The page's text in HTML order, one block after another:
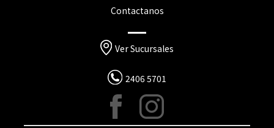
Contactanos
Ver Sucursales
2406 5701